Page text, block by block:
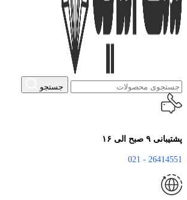
جستجو
پشتیبانی ۹ صبح الی ۱۶
26414551 - 021